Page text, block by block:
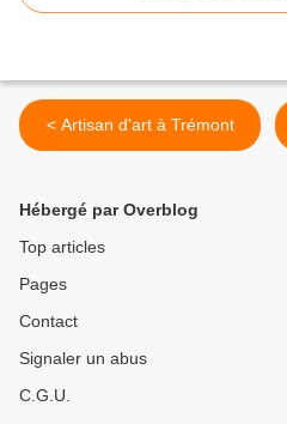
< Artisan d'art à Trémont
Hébergé par Overblog
Top articles
Pages
Contact
Signaler un abus
C.G.U.